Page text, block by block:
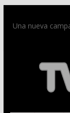
Una nueva
Paco Adsuar
de la memoria
La Entraeta
Campo con la
El XII Festival
figuras